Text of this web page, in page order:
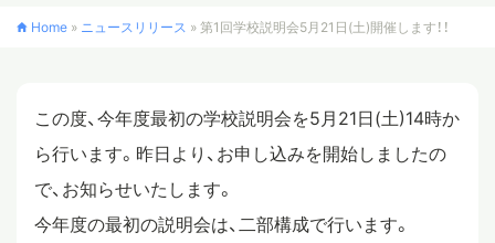
クロスカリキュラム
スタディツアー
Home » ニュースリリース » 第1回学校説明会5月21日(土)開催します！！
この度、今年度最初の学校説明会を5月21日(土)14時か
ら行います。昨日より、お申し込みを開始しましたの
で、お知らせいたします。
今年度の最初の説明会は、二部構成で行います。